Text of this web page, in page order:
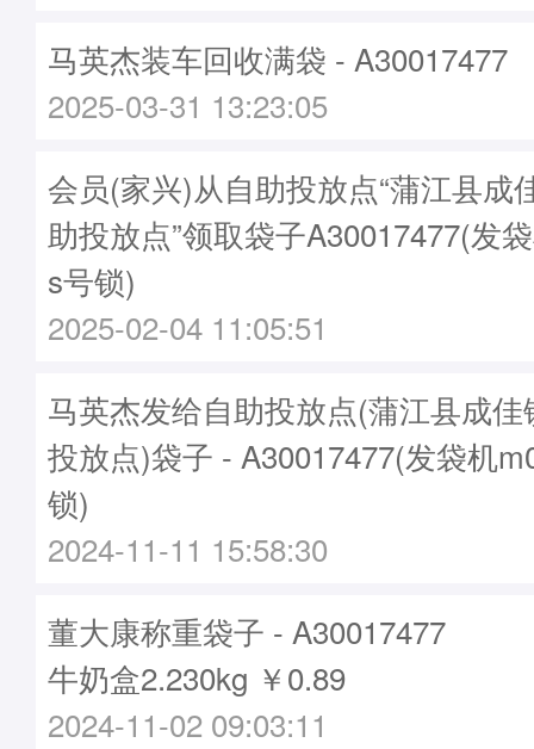
马英杰装车回收满袋 - A30017477
2025-03-31 13:23:05
会员(家兴)从自助投放点“蒲江县成
助投放点”领取袋子A30017477(发
s号锁)
2025-02-04 11:05:51
马英杰发给自助投放点(蒲江县成
投放点)袋子 - A30017477(发袋机
锁)
2024-11-11 15:58:30
董大康称重袋子 - A30017477
牛奶盒2.230kg ￥0.89
2024-11-02 09:03:11